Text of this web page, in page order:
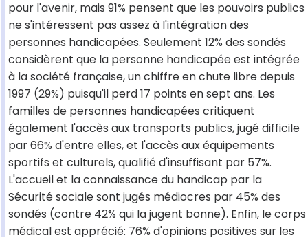
pour l'avenir, mais 91% pensent que les pouvoirs publics
ne s'intéressent pas assez à l'intégration des
personnes handicapées. Seulement 12% des sondés
considèrent que la personne handicapée est intégrée
à la société française, un chiffre en chute libre depuis
1997 (29%) puisqu'il perd 17 points en sept ans. Les
familles de personnes handicapées critiquent
également l'accès aux transports publics, jugé difficile
par 66% d'entre elles, et l'accès aux équipements
sportifs et culturels, qualifié d'insuffisant par 57%.
L'accueil et la connaissance du handicap par la
Sécurité sociale sont jugés médiocres par 45% des
sondés (contre 42% qui la jugent bonne). Enfin, le corps
médical est apprécié: 76% d'opinions positives sur les